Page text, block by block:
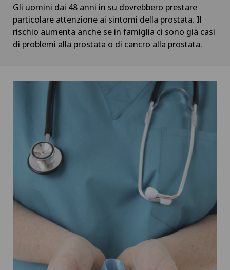
Gli uomini dai 48 anni in su dovrebbero prestare
particolare attenzione ai sintomi della prostata. Il
rischio aumenta anche se in famiglia ci sono già casi
di problemi alla prostata o di cancro alla prostata.